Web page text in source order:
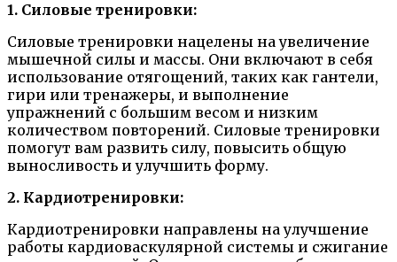
1. Силовые тренировки:
Силовые тренировки нацелены на увеличение
мышечной силы и массы. Они включают в себя
использование отягощений, таких как гантели,
гири или тренажеры, и выполнение
упражнений с большим весом и низким
количеством повторений. Силовые тренировки
помогут вам развить силу, повысить общую
выносливость и улучшить форму.
2. Кардиотренировки:
Кардиотренировки направлены на улучшение
работы кардиоваскулярной системы и сжигание